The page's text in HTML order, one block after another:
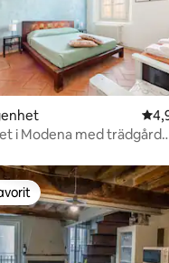
betyg, 342 omdömen
i Modena med trädgård